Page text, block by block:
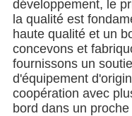
développement, le
la qualité est
haute qualité et un
concevons et
fournissons un
d'équipement
coopération avec
bord dans un proche